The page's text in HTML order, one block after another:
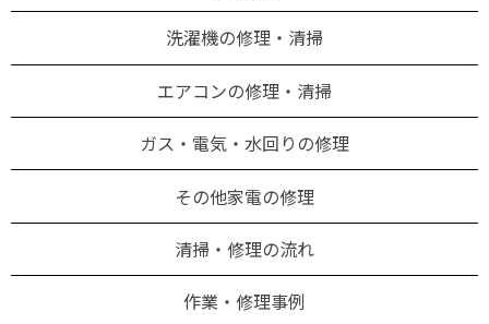
洗濯機の修理・清掃
エアコンの修理・清掃
ガス・電気・水回りの修理
その他家電の修理
清掃・修理の流れ
作業・修理事例